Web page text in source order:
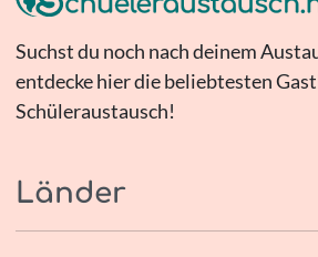
Suchst du noch nach deinem
entdecke hier die beliebtesten
Schüleraustausch!
Länder